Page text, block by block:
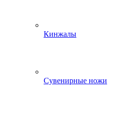
Кинжалы
Сувенирные ножи